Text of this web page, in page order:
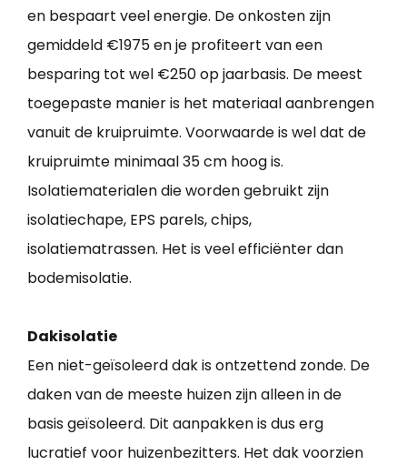
en bespaart veel energie. De onkosten zijn
gemiddeld €1975 en je profiteert van een
besparing tot wel €250 op jaarbasis. De meest
toegepaste manier is het materiaal aanbrengen
vanuit de kruipruimte. Voorwaarde is wel dat de
kruipruimte minimaal 35 cm hoog is.
Isolatiematerialen die worden gebruikt zijn
isolatiechape, EPS parels, chips,
isolatiematrassen. Het is veel efficiënter dan
bodemisolatie.
Dakisolatie
Een niet-geïsoleerd dak is ontzettend zonde. De
daken van de meeste huizen zijn alleen in de
basis geïsoleerd. Dit aanpakken is dus erg
lucratief voor huizenbezitters. Het dak voorzien